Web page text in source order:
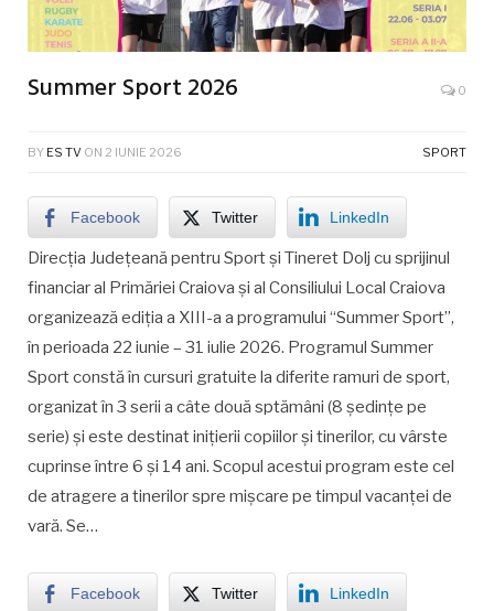
Summer Sport 2026 0
BY ES TV ON 2 IUNIE 2026 SPORT
Facebook Twitter LinkedIn
Direcţia Judeţeană pentru Sport și Tineret Dolj cu sprijinul
financiar al Primăriei Craiova și al Consiliului Local Craiova
organizează ediţia a XIII-a a programului “Summer Sport”,
în perioada 22 iunie – 31 iulie 2026. Programul Summer
Sport constă în cursuri gratuite la diferite ramuri de sport,
organizat în 3 serii a câte două sptămâni (8 ședințe pe
serie) și este destinat inițierii copiilor și tinerilor, cu vârste
cuprinse între 6 și 14 ani. Scopul acestui program este cel
de atragere a tinerilor spre mișcare pe timpul vacanței de
vară. Se…
Facebook Twitter LinkedIn